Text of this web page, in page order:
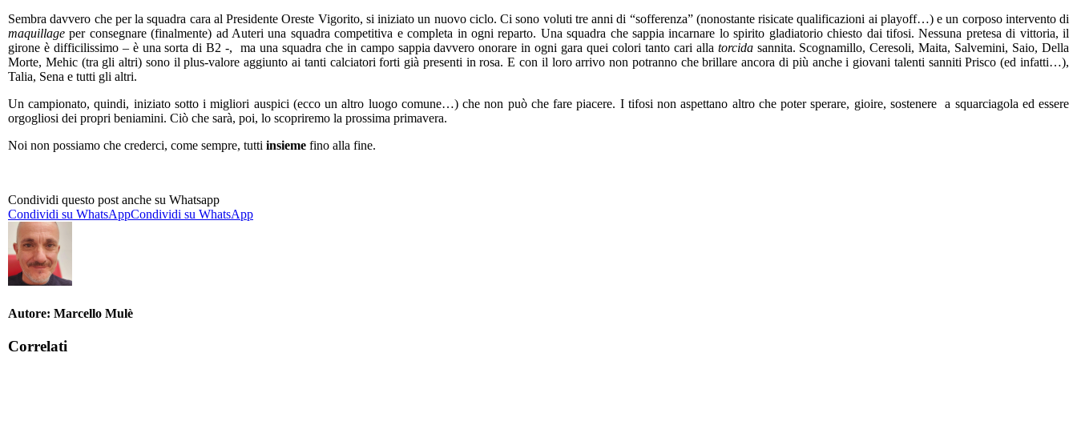
Sembra davvero che per la squadra cara al Presidente Oreste Vigorito, si iniziato un nuovo ciclo. Ci sono voluti tre anni di “sofferenza” (nonostante risicate qualificazioni ai playoff…) e un corposo intervento di
maquillage per consegnare (finalmente) ad Auteri una squadra competitiva e completa in ogni reparto. Una squadra che sappia incarnare lo spirito gladiatorio chiesto dai tifosi. Nessuna pretesa di vittoria, il
girone è difficilissimo – è una sorta di B2 -, ma una squadra che in campo sappia davvero onorare in ogni gara quei colori tanto cari alla torcidasannita. Scognamillo, Ceresoli, Maita, Salvemini, Saio, Della
Morte, Mehic (tra gli altri) sono il plus-valore aggiunto ai tanti calciatori forti già presenti in rosa. E con il loro arrivo non potranno che brillare ancora di più anche i giovani talenti sanniti Prisco (ed infatti…),
Talia, Sena e tutti gli altri.
Un campionato, quindi, iniziato sotto i migliori auspici (ecco un altro luogo comune…) che non può che fare piacere. I tifosi non aspettano altro che poter sperare, gioire, sostenere a squarciagola ed essere
orgogliosi dei propri beniamini. Ciò che sarà, poi, lo scopriremo la prossima primavera.
Noi non possiamo che crederci, come sempre, tutti insieme fino alla fine.
Condividi questo post anche su Whatsapp
Condividi su WhatsAppCondividi su WhatsApp
Autore: Marcello Mulè
Correlati